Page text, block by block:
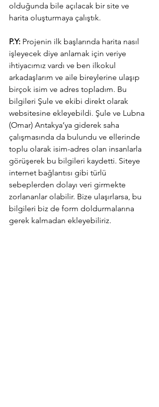
olduğunda bile açılacak bir site ve
harita oluşturmaya çalıştık.
P.Y: Projenin ilk başlarında harita nasıl
işleyecek diye anlamak için veriye
ihtiyacımız vardı ve ben ilkokul
arkadaşlarım ve aile bireylerine ulaşıp
birçok isim ve adres topladım. Bu
bilgileri Şule ve ekibi direkt olarak
websitesine ekleyebildi. Şule ve Lubna
(Omar) Antakya’ya giderek saha
çalışmasında da bulundu ve ellerinde
toplu olarak isim-adres olan insanlarla
görüşerek bu bilgileri kaydetti. Siteye
internet bağlantısı gibi türlü
sebeplerden dolayı veri girmekte
zorlananlar olabilir. Bize ulaşırlarsa, bu
bilgileri biz de form doldurmalarına
gerek kalmadan ekleyebiliriz.